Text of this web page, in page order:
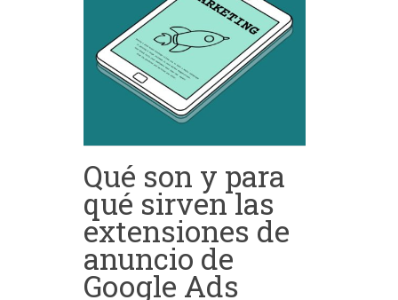
Qué son y para
qué sirven las
extensiones de
anuncio de
Google Ads